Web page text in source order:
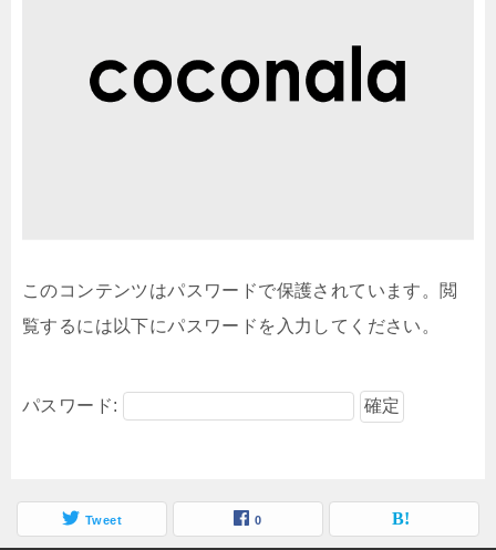
このコンテンツはパスワードで保護されています。閲
覧するには以下にパスワードを入力してください。
パスワード:
Tweet 0